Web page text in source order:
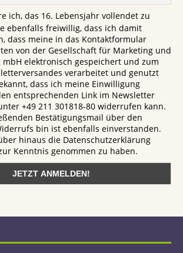
ich, das 16. Lebensjahr vollendet zu
ebenfalls freiwillig, dass ich damit
dass meine in das Kontaktformular
von der Gesellschaft für Marketing und
elektronisch gespeichert und zum
verarbeitet und genutzt
dass ich meine Einwilligung
entsprechenden Link im Newsletter
+49 211 301818-80 widerrufen kann.
Bestätigungsmail über den
bin ist ebenfalls einverstanden.
hinaus die Datenschutzerklärung
Kenntnis genommen zu haben.